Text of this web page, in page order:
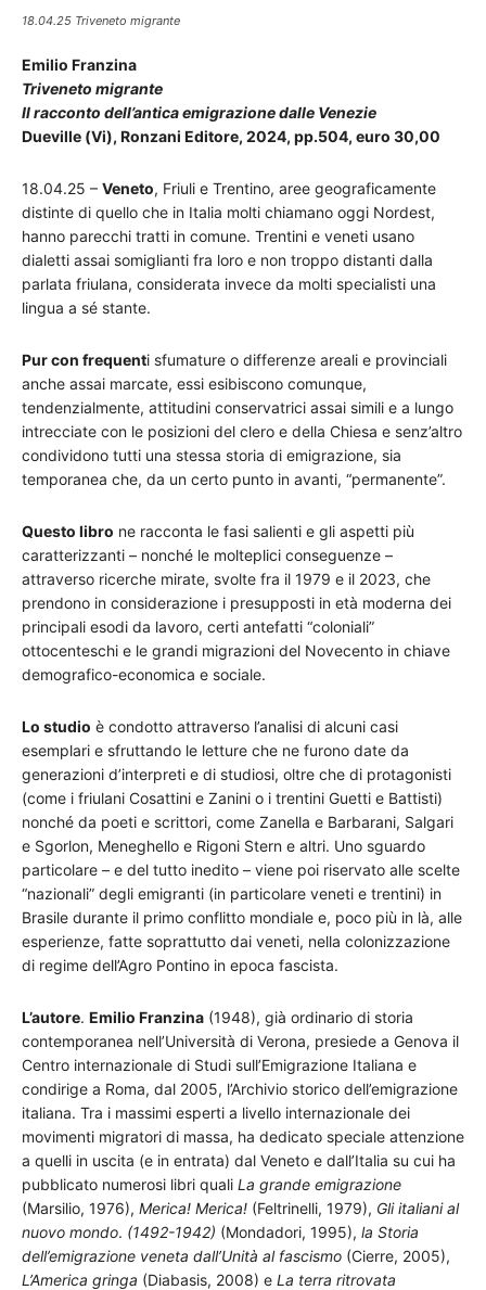
18.04.25 Triveneto migrante
Emilio Franzina
Triveneto migrante
Il racconto dell’antica emigrazione dalle Venezie
Dueville (Vi), Ronzani Editore, 2024, pp.504, euro 30,00
18.04.25 – Veneto, Friuli e Trentino, aree geograficamente
distinte di quello che in Italia molti chiamano oggi Nordest,
hanno parecchi tratti in comune. Trentini e veneti usano
dialetti assai somiglianti fra loro e non troppo distanti dalla
parlata friulana, considerata invece da molti specialisti una
lingua a sé stante.
Pur con frequenti sfumature o differenze areali e provinciali
anche assai marcate, essi esibiscono comunque,
tendenzialmente, attitudini conservatrici assai simili e a lungo
intrecciate con le posizioni del clero e della Chiesa e senz’altro
condividono tutti una stessa storia di emigrazione, sia
temporanea che, da un certo punto in avanti, “permanente”.
Questo libro ne racconta le fasi salienti e gli aspetti più
caratterizzanti – nonché le molteplici conseguenze –
attraverso ricerche mirate, svolte fra il 1979 e il 2023, che
prendono in considerazione i presupposti in età moderna dei
principali esodi da lavoro, certi antefatti “coloniali”
ottocenteschi e le grandi migrazioni del Novecento in chiave
demografico-economica e sociale.
Lo studio è condotto attraverso l’analisi di alcuni casi
esemplari e sfruttando le letture che ne furono date da
generazioni d’interpreti e di studiosi, oltre che di protagonisti
(come i friulani Cosattini e Zanini o i trentini Guetti e Battisti)
nonché da poeti e scrittori, come Zanella e Barbarani, Salgari
e Sgorlon, Meneghello e Rigoni Stern e altri. Uno sguardo
particolare – e del tutto inedito – viene poi riservato alle scelte
“nazionali” degli emigranti (in particolare veneti e trentini) in
Brasile durante il primo conflitto mondiale e, poco più in là, alle
esperienze, fatte soprattutto dai veneti, nella colonizzazione
di regime dell’Agro Pontino in epoca fascista.
L’autore. Emilio Franzina (1948), già ordinario di storia
contemporanea nell’Università di Verona, presiede a Genova il
Centro internazionale di Studi sull’Emigrazione Italiana e
condirige a Roma, dal 2005, l’Archivio storico dell’emigrazione
italiana. Tra i massimi esperti a livello internazionale dei
movimenti migratori di massa, ha dedicato speciale attenzione
a quelli in uscita (e in entrata) dal Veneto e dall’Italia su cui ha
pubblicato numerosi libri quali La grande emigrazione
(Marsilio, 1976), Merica! Merica! (Feltrinelli, 1979), Gli italiani al
nuovo mondo. (1492-1942) (Mondadori, 1995), la Storia
dell’emigrazione veneta dall’Unità al fascismo (Cierre, 2005),
L’America gringa (Diabasis, 2008) e La terra ritrovata